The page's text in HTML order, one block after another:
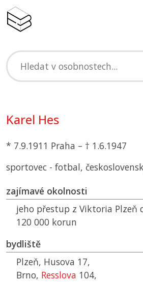
Karel Hes
* 7.9.1911 Praha – † 1.6.1947
sportovec - fotbal,
zajímavé okolnosti
jeho přestup z Viktoria Plzeň
120 000 korun
bydliště
Plzeň, Husova 17,
Brno, Resslova 104,